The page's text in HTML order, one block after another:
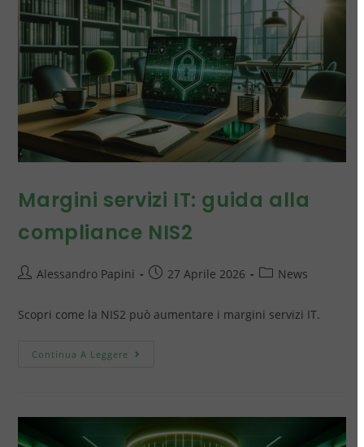
Margini servizi IT: guida alla
compliance NIS2
Alessandro Papini 27 Aprile 2026 News
Scopri come la NIS2 può aumentare i margini servizi IT.
Continua A Leggere